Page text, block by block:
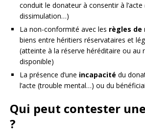
conduit le donateur à consentir à l’acte
dissimulation…)
La non-conformité avec les règles
biens entre héritiers réservataires et
(atteinte à la réserve héréditaire ou au
disponible)
La présence d’une incapacité du
l’acte (trouble mental…) ou du
Qui peut contester
?